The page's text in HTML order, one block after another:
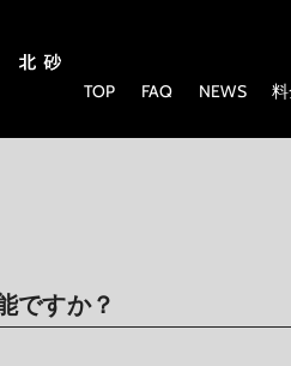
TOP FAQ NEWS
ですか？